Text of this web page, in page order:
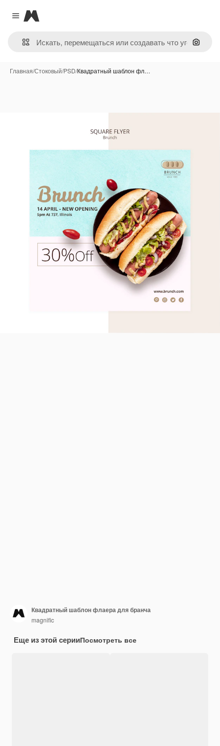
Close menu
Magnific
Поиск
Главная/Стоковый/PSD/Квадратный шаблон фл…
Квадратный шаблон флаера для бранча
magnific
Еще из этой серииПосмотреть все